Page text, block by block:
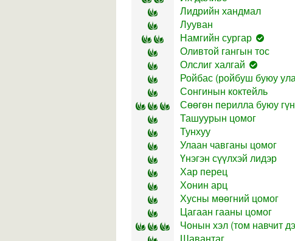
Лидрийн хандмал
Лууван
Намгийн сургар
Оливтой гангын тос
Олслиг халгай
Ройбас (ройбуш буюу
Сонгинын коктейль
Сөөгөн перилла буюу
Ташуурын цомог
Тунхуу
Улаан чавганы цомог
Үнэгэн сүүлхэй лидэр
Хар перец
Хонин арц
Хусны мөөгний цомог
Цагаан гааны цомог
Чонын хэл (том навчит